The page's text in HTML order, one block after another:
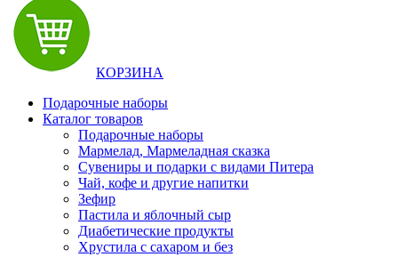
КОРЗИНА
Подарочные наборы
Каталог товаров
Подарочные наборы
Мармелад, Мармеладная сказка
Сувениры и подарки с видами Питера
Чай, кофе и другие напитки
Зефир
Пастила и яблочный сыр
Диабетические продукты
Хрустила с сахаром и без